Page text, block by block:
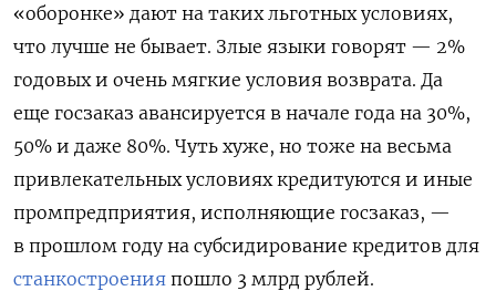
«оборонке» дают на таких льготных условиях,
что лучше не бывает. Злые языки говорят — 2%
годовых и очень мягкие условия возврата. Да
еще госзаказ авансируется в начале года на 30%,
50% и даже 80%. Чуть хуже, но тоже на весьма
привлекательных условиях кредитуются и иные
промпредприятия, исполняющие госзаказ, —
в прошлом году на субсидирование кредитов для
станкостроения пошло 3 млрд рублей.